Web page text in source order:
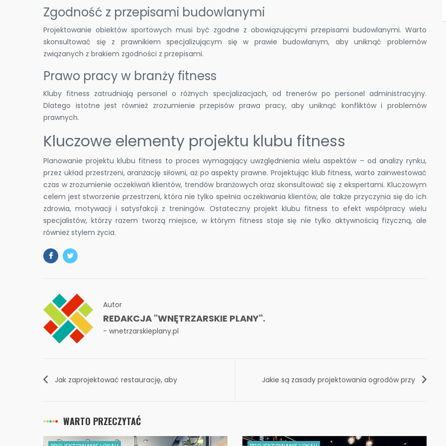
Zgodność z przepisami budowlanymi
Projektowanie obiektów sportowych musi być zgodne z obowiązującymi przepisami budowlanymi. Warto
skonsultować się z prawnikiem specjalizującym się w prawie budowlanym, aby uniknąć problemów
związanych z brakiem zgodności z przepisami.
Prawo pracy w branży fitness
Kluby fitness zatrudniają personel o różnych specjalizacjach, od trenerów po personel administracyjny.
Dlatego istotne jest również zrozumienie przepisów prawa pracy, aby uniknąć konfliktów i problemów
prawnych.
Kluczowe elementy projektu klubu fitness
Planowanie projektu klubu fitness to proces wymagający uwzględnienia wielu aspektów – od analizy rynku,
przez układ przestrzeni, aranżację siłowni, aż po aspekty prawne. Projektując klub fitness, warto zainwestować
czas w zrozumienie oczekiwań klientów, trendów branżowych oraz skonsultować się z ekspertami. Kluczowym
celem jest stworzenie przestrzeni, która nie tylko spełnia oczekiwania klientów, ale także przyczynia się do ich
zdrowia, motywacji i satysfakcji z treningów. Ostateczny projekt klubu fitness to efekt współpracy wielu
specjalistów, którzy razem tworzą miejsce, w którym fitness staje się nie tylko aktywnością fizyczną, ale
również stylem życia.
Autor
REDAKCJA "WNĘTRZARSKIE PLANY".
- wnetrzarskieplany.pl
Jak zaprojektować restaurację, aby
Jakie są zasady projektowania ogrodów przy
WARTO PRZECZYTAĆ